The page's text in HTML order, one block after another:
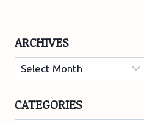
ARCHIVES
Archives
CATEGORIES